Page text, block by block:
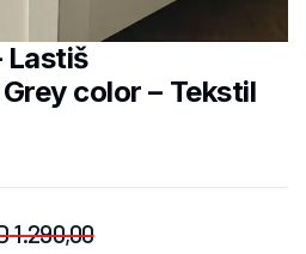
Lastiš
color – Tekstil
1.290,00